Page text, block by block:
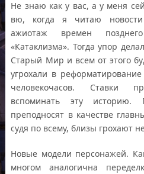
Не знаю как у вас, а у меня
вю, когда я читаю
ажиотаж времен
«Катаклизма». Тогда упор
Старый Мир и всем от этого
угрохали в
человекочасов. Ставки
вспоминать эту
преподносят в качестве
судя по всему, близы грохают
Новые модели персонажей.
многом аналогична